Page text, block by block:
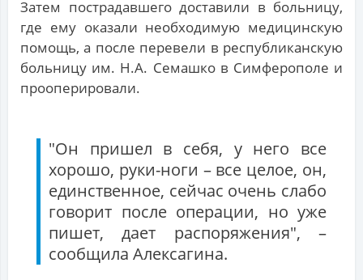
Затем пострадавшего доставили в больницу,
где ему оказали необходимую медицинскую
помощь, а после перевели в республиканскую
больницу им. Н.А. Семашко в Симферополе и
прооперировали.
"Он пришел в себя, у него все
хорошо, руки-ноги – все целое, он,
единственное, сейчас очень слабо
говорит после операции, но уже
пишет, дает распоряжения", –
сообщила Алексагина.